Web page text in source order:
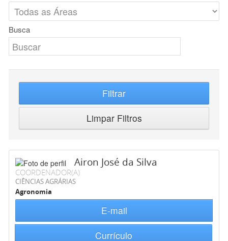
Busca
Filtrar
Limpar Filtros
Airon José da Silva
COORDENADOR(A)
CIÊNCIAS AGRÁRIAS
Agronomia
E-mail
Currículo